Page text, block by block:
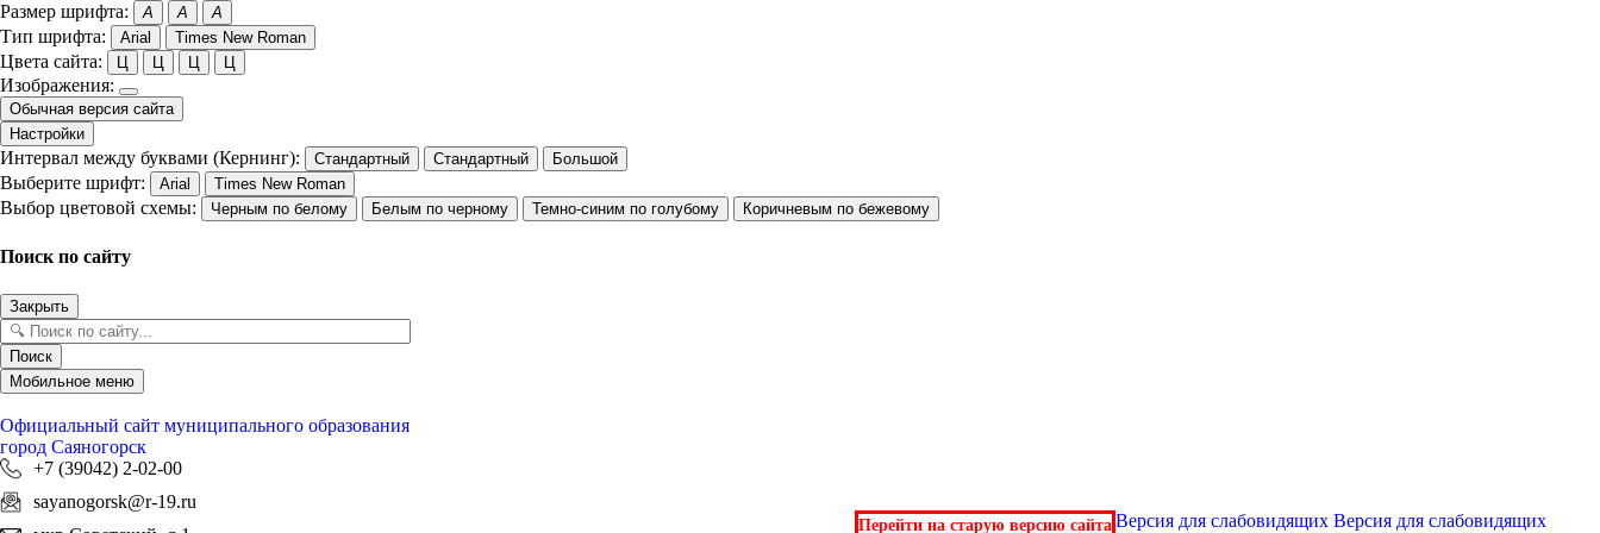
Размер шрифта: A A A
Тип шрифта: Arial Times New Roman
Цвета сайта: Ц Ц Ц Ц
Изображения:
Обычная версия сайта
Настройки
Интервал между буквами (Кернинг): Стандартный Стандартный Большой
Выберите шрифт: Arial Times New Roman
Выбор цветовой схемы: Черным по белому Белым по черному Темно-синим по голубому Коричневым по бежевому
Поиск по сайту
Закрыть
Поиск
Мобильное меню
Официальный сайт муниципального образования
город Саяногорск
+7 (39042) 2-02-00
sayanogorsk@r-19.ru
Перейти на старую версию сайта Версия для слабовидящихВерсия для слабовидящих